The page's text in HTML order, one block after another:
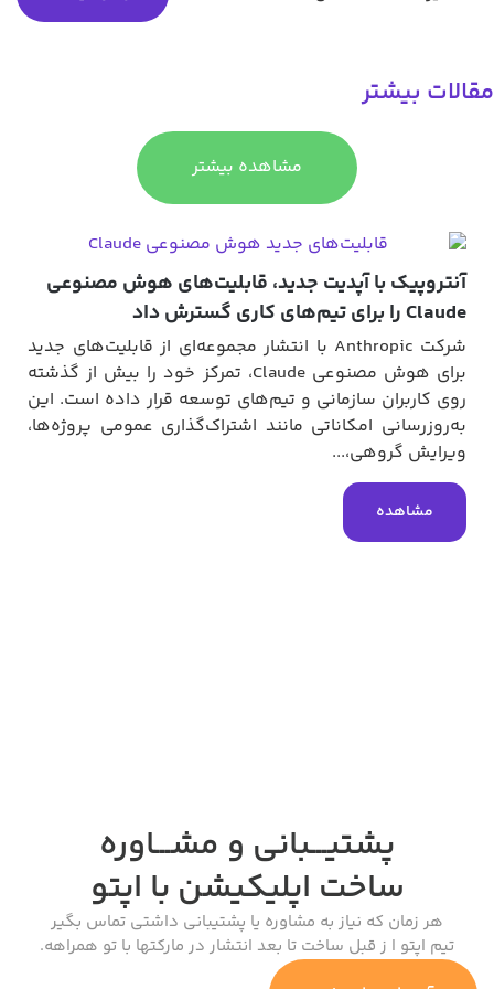
مشاهده بیشتر
با آپدیت جدید، قابلیت‌های هوش مصنوعی
شرکت Anthropic با انتشار مجموعه‌ای از قابلیت‌های جدید
برای هوش مصنوعی Claude، تمرکز خود را بیش از گذشته
سازمانی و تیم‌های توسعه قرار داده است. این
امکاناتی مانند اشتراک‌گذاری عمومی پروژه‌ها،
پشتیـــبانی و مشـــاوره
ساخت اپلیکیشنبا اپتو
که نیاز به مشاوره یا پشتیبانی داشتی تماس بگیر
ا ز قبل ساخت تا بعد انتشار در مارکتها با تو همراهه.